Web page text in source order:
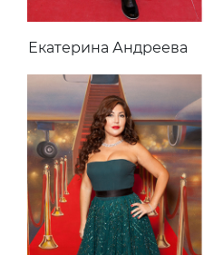
Екатерина Андреева